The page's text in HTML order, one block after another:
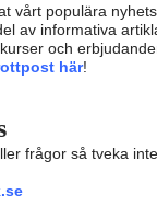
vårt populära
av informativa
och
här!
frågor så tveka